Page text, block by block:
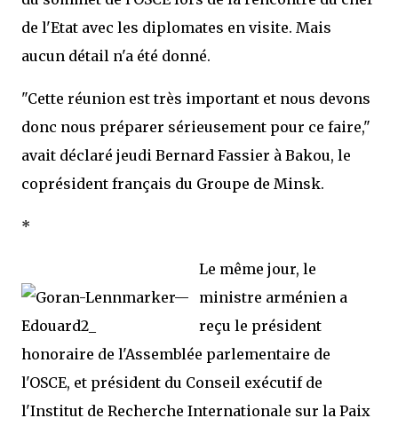
de l'Etat avec les diplomates en visite. Mais
aucun détail n'a été donné.
"Cette réunion est très important et nous devons
donc nous préparer sérieusement pour ce faire,"
avait déclaré jeudi Bernard Fassier à Bakou, le
coprésident français du Groupe de Minsk.
*
Le même jour, le
ministre arménien a
reçu le président
honoraire de l'Assemblée parlementaire de
l'OSCE, et président du Conseil exécutif de
l'Institut de Recherche Internationale sur la Paix